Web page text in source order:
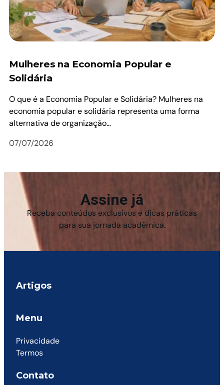
Mulheres na Economia Popular e
Solidária
O que é a Economia Popular e Solidária? Mulheres na
economia popular e solidária representa uma forma
alternativa de organização…
07/07/2026
Assine já
Receba conteúdos exclusivos e dicas práticas
para sua jornada acadêmica.
Artigos
Menu
Privacidade
Termos
Contato